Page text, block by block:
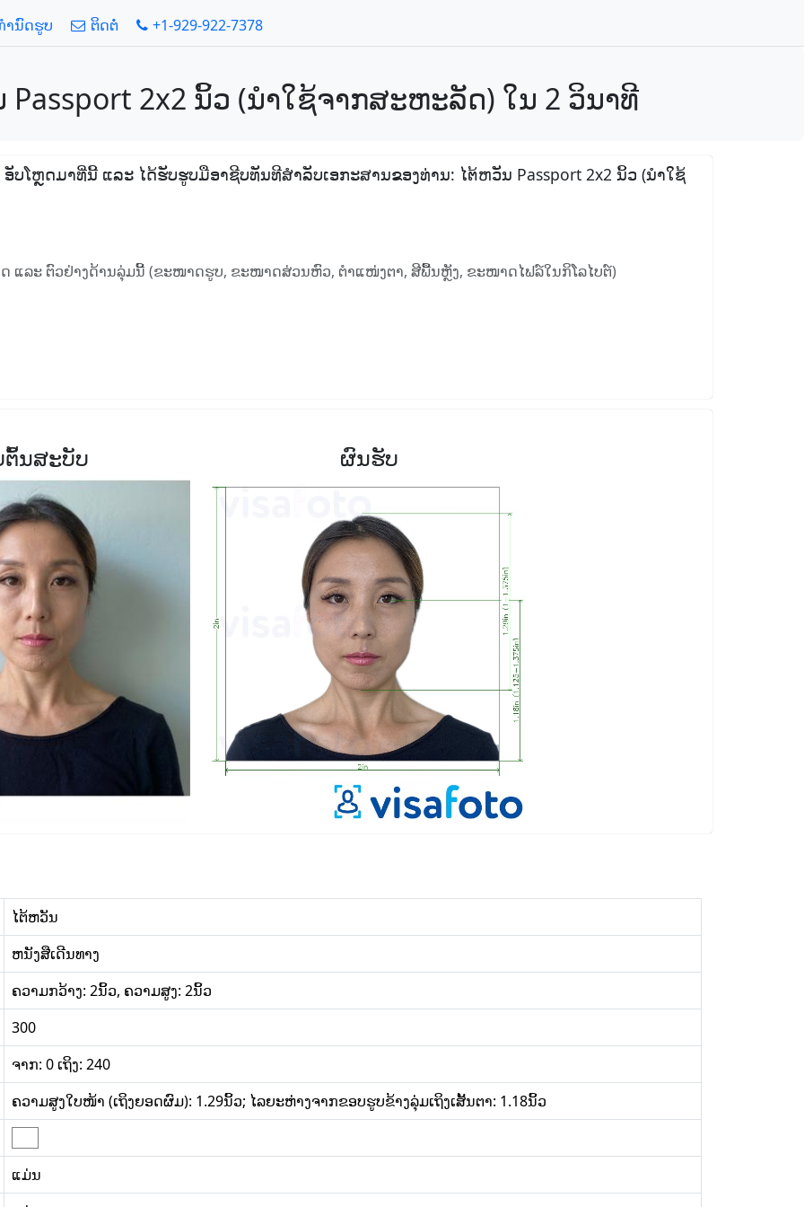
ານົດຮູບ ຕິດຕໍ່ +1-929-922-7378
2x2 ນິ້ວ (ນໍາໃຊ້ຈາກສະຫະລັດ) ໃນ 2 ວິນາທີ
ໂຫຼດມາທີ່ນີ້ ແລະ ໄດ້ຮັບຮູບມືອາຊີບທັນທີສໍາລັບເອກະສານຂອງທ່ານ: ໄຕ້ຫວັນ Passport 2x2 ນິ້ວ (ນໍາໃຊ້
ແລະ ຕົວຢ່າງດ້ານລຸ່ມນີ້ (ຂະໜາດຮູບ, ຂະໜາດສ່ວນຫົວ, ຕໍາແໜ່ງຕາ, ສີພື້ນຫຼັງ, ຂະໜາດໄຟລ໌ໃນກິໂລໄບຕ໌)
ນສະບັບ ຜົນຮັບ
ໄຕ້ຫວັນ
ຫນັງສືເດີນທາງ
ຄວາມກວ້າງ: 2ນິ້ວ, ຄວາມສູງ: 2ນິ້ວ
300
ຈາກ: 0 ເຖິງ: 240
ຄວາມສູງໃບໜ້າ (ເຖິງຍອດຜົມ): 1.29ນິ້ວ; ໄລຍະຫ່າງຈາກຂອບຮູບຂ້າງລຸ່ມເຖິງເສັ້ນຕາ: 1.18ນິ້ວ
ແມ່ນ